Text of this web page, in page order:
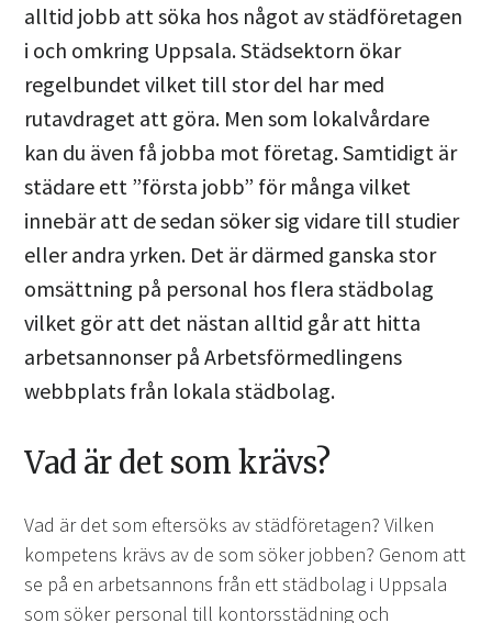
alltid jobb att söka hos något av städföretagen
i och omkring Uppsala. Städsektorn ökar
regelbundet vilket till stor del har med
rutavdraget att göra. Men som lokalvårdare
kan du även få jobba mot företag. Samtidigt är
städare ett ”första jobb” för många vilket
innebär att de sedan söker sig vidare till studier
eller andra yrken. Det är därmed ganska stor
omsättning på personal hos flera städbolag
vilket gör att det nästan alltid går att hitta
arbetsannonser på Arbetsförmedlingens
webbplats från lokala städbolag.
Vad är det som krävs?
Vad är det som eftersöks av städföretagen? Vilken
kompetens krävs av de som söker jobben? Genom att
se på en arbetsannons från ett städbolag i Uppsala
som söker personal till kontorsstädning och